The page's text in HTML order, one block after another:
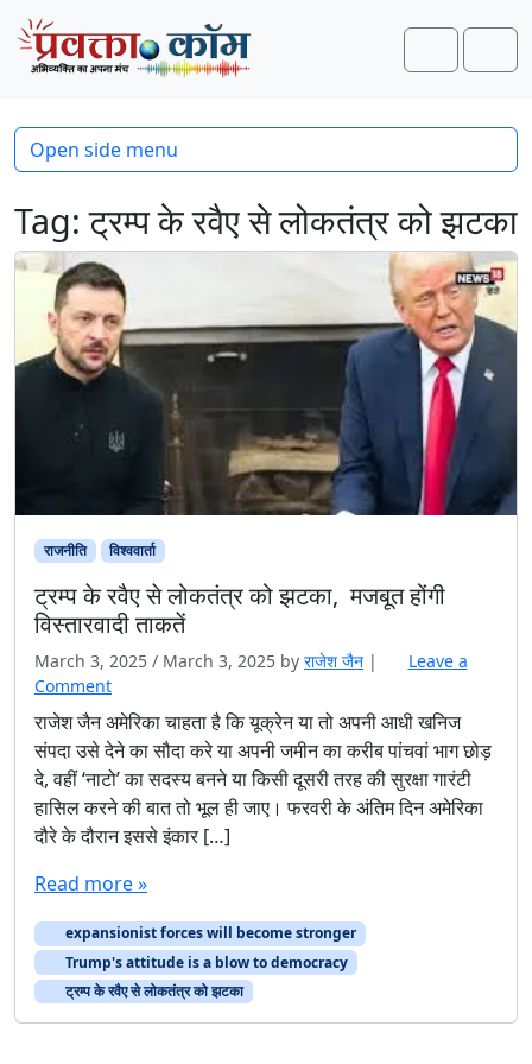
Skip to content
Skip to footer
Search
Tag:ट्रम्प के रवैए से लोकतंत्र को झटका
राजनीति विश्ववार्ता
ट्रम्प के रवैए से लोकतंत्र को झटका, मजबूत होंगी
विस्तारवादी ताकतें
March 3, 2025 / March 3, 2025 by राजेश जैन |
Leave a
Comment
राजेश जैन अमेरिका चाहता है कि यूक्रेन या तो अपनी आधी खनिज
संपदा उसे देने का सौदा करे या अपनी जमीन का करीब पांचवां भाग छोड़
दे, वहीं ‘नाटो’ का सदस्य बनने या किसी दूसरी तरह की सुरक्षा गारंटी
हासिल करने की बात तो भूल ही जाए। फरवरी के अंतिम दिन अमेरिका
दौरे के दौरान इससे इंकार […]
Read more »
expansionist forces will become stronger
Trump's attitude is a blow to democracy
ट्रम्प के रवैए से लोकतंत्र को झटका
Open side menu